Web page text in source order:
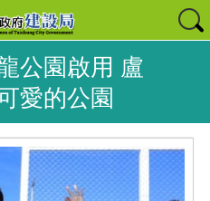
公園啟用 盧
愛的公園